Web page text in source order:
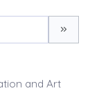
and Art